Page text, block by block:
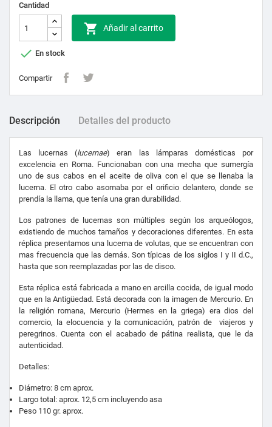
Cantidad
 Añadir al carrito
 En stock
Compartir
Descripción Detalles del producto
Las lucernas (lucernae) eran las lámparas domésticas por
excelencia en Roma. Funcionaban con una mecha que sumergía
uno de sus cabos en el aceite de oliva con el que se llenaba la
lucerna. El otro cabo asomaba por el orificio delantero, donde se
prendía la llama, que tenía una gran durabilidad.
Los patrones de lucernas son múltiples según los arqueólogos,
existiendo de muchos tamaños y decoraciones diferentes. En esta
réplica presentamos una lucerna de volutas, que se encuentran con
mas frecuencia que las demás. Son típicas de los siglos I y II d.C.,
hasta que son reemplazadas por las de disco.
Esta réplica está fabricada a mano en arcilla cocida, de igual modo
que en la Antigüedad. Está decorada con la imagen de Mercurio. En
la religión romana, Mercurio (Hermes en la griega) era dios del
comercio, la elocuencia y la comunicación, patrón de viajeros y
peregrinos. Cuenta con el acabado de pátina realista, que le da
autenticidad.
Detalles:
Diámetro: 8 cm aprox.
Largo total: aprox. 12,5 cm incluyendo asa
Peso 110 gr. aprox.